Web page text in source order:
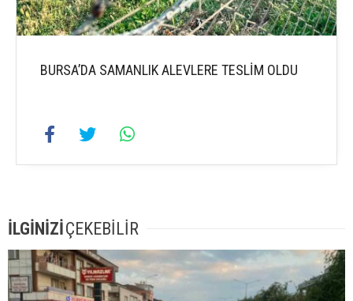
BURSA’DA SAMANLIK ALEVLERE TESLİM OLDU
İLGİNİZİÇEKEBİLİR